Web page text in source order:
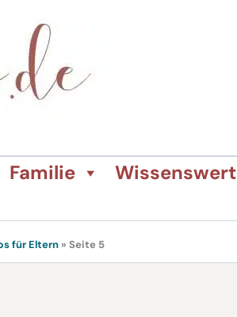
Familie
Wissenswert
für Eltern » Seite 5